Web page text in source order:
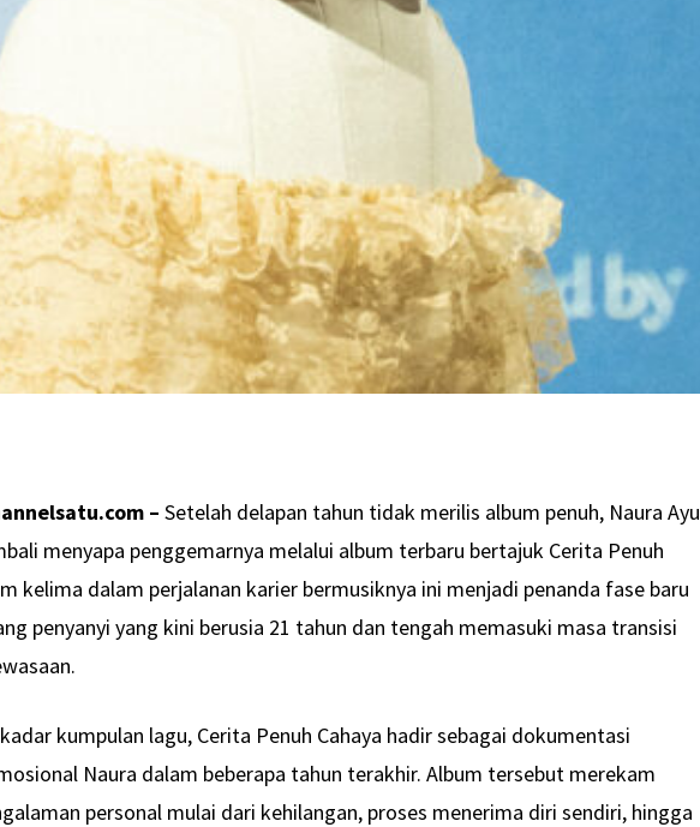
– Setelah delapan tahun tidak merilis album penuh, Naura Ayu
menyapa penggemarnya melalui album terbaru bertajuk Cerita Penuh
kelima dalam perjalanan karier bermusiknya ini menjadi penanda fase baru
penyanyi yang kini berusia 21 tahun dan tengah memasuki masa transisi
kumpulan lagu, Cerita Penuh Cahaya hadir sebagai dokumentasi
Naura dalam beberapa tahun terakhir. Album tersebut merekam
personal mulai dari kehilangan, proses menerima diri sendiri, hingga